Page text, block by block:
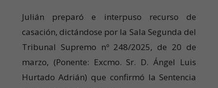
Julián preparó e interpuso recurso de
casación, dictándose por la Sala Segunda del
Tribunal Supremo nº 248/2025, de 20 de
marzo, (Ponente: Excmo. Sr. D. Ángel Luis
Hurtado Adrián) que confirmó la Sentencia